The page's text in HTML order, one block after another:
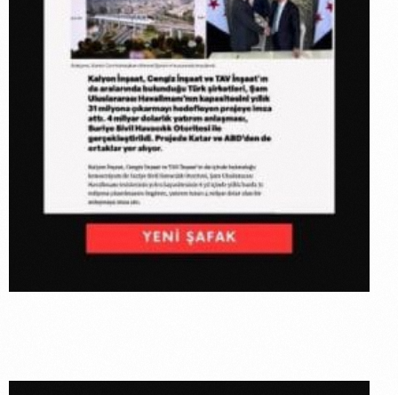
Türk
Devleri
Suriye’de